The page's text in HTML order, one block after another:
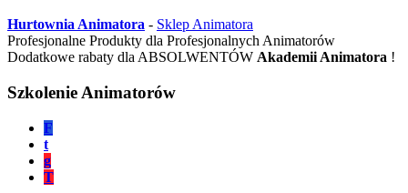
Hurtownia Animatora - Sklep Animatora
Profesjonalne Produkty dla Profesjonalnych Animatorów
Dodatkowe rabaty dla ABSOLWENTÓW Akademii Animatora !
Szkolenie Animatorów
F
t
g
T